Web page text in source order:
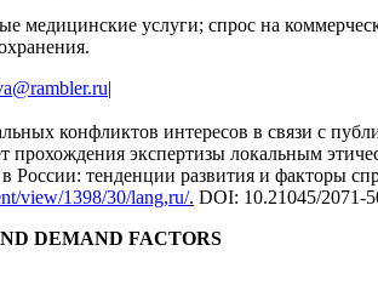
медицинские услуги; спрос на
|
конфликтов интересов в связи с
прохождения экспертизы локальным
тенденции развития и факторы
/view/1398/30/lang,ru/. DOI: 10.21045/2071-
DEMAND FACTORS